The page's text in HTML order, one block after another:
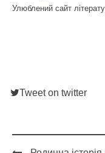
Улюблений сайт
Tweet on twitter